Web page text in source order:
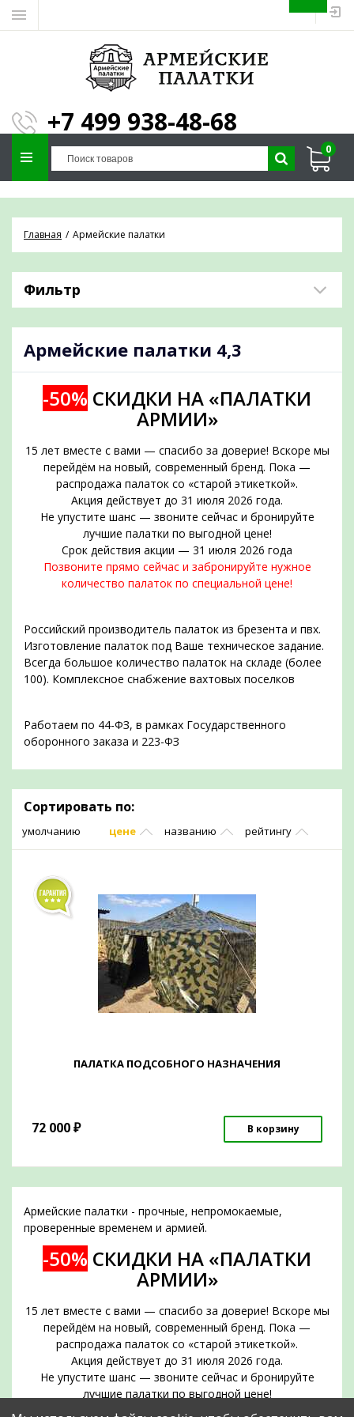
+7 499 938-48-68
0
Главная Армейские палатки
Фильтр
Армейские палатки 4,3
-50% СКИДКИ НА «ПАЛАТКИ
АРМИИ»
15 лет вместе с вами — спасибо за доверие! Вскоре мы
перейдём на новый, современный бренд. Пока —
распродажа палаток со «старой этикеткой».
Акция действует до 31 июля 2026 года.
Не упустите шанс — звоните сейчас и бронируйте
лучшие палатки по выгодной цене!
Срок действия акции — 31 июля 2026 года
Позвоните прямо сейчас и забронируйте нужное
количество палаток по специальной цене!
Российский производитель палаток из брезента и пвх.
Изготовление палаток под Ваше техническое задание.
Всегда большое количество палаток на складе (более
100). Комплексное снабжение вахтовых поселков
Работаем по 44-ФЗ, в рамках Государственного
оборонного заказа и 223-ФЗ
Сортировать по:
умолчанию цене названию рейтингу
ПАЛАТКА ПОДСОБНОГО НАЗНАЧЕНИЯ
72 000₽ В корзину
Армейские палатки - прочные, непромокаемые,
проверенные временем и армией.
-50% СКИДКИ НА «ПАЛАТКИ
АРМИИ»
15 лет вместе с вами — спасибо за доверие! Вскоре мы
перейдём на новый, современный бренд. Пока —
распродажа палаток со «старой этикеткой».
Акция действует до 31 июля 2026 года.
Не упустите шанс — звоните сейчас и бронируйте
лучшие палатки по выгодной цене!
Срок действия акции — до 31 июля 2026 года
ЗАПОЛНИТЕ ФОРМУ И
МЫ ПОДБЕРЕМ
ПАЛАТКУ ПОД ВАШИ
ПАРАМЕТРЫ!
Отправим предложение на почту и
проконсультируем по любым вопросам
подобрать